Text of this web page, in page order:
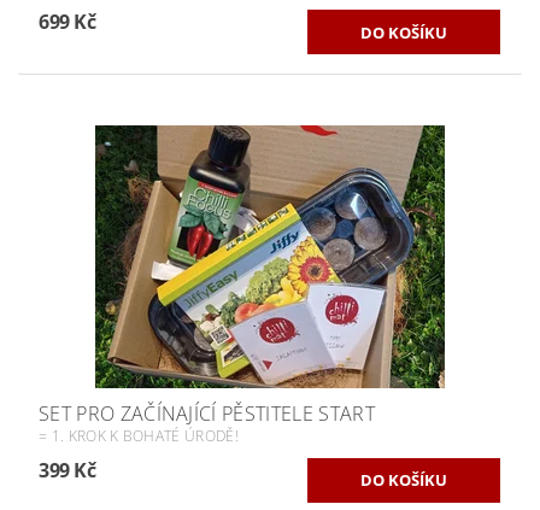
699 Kč
SET PRO ZAČÍNAJÍCÍ PĚSTITELE START
= 1. KROK K BOHATÉ ÚRODĚ!
399 Kč